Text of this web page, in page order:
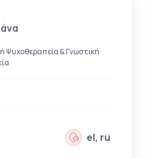
Ψυχοθεραπεία & Γνωστική
el, ru